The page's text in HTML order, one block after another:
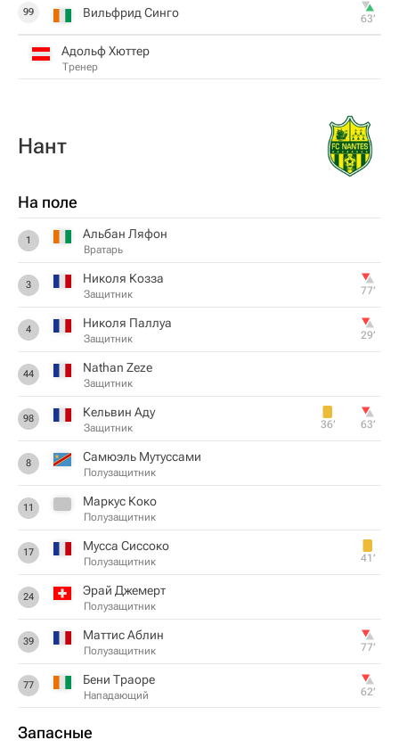
99 Вильфрид Синго 63‎’‎
Адольф Хюттер
Тренер
Нант
На поле
1 Альбан Ляфон
Вратарь
3 Николя Козза
Защитник 77‎’‎
4 Николя Паллуа
Защитник 29‎’‎
44 Nathan Zeze
Защитник
98 Кельвин Аду
Защитник 36‎’‎ 63‎’‎
8 Самюэль Мутуссами
Полузащитник
11 Маркус Коко
Полузащитник
17 Мусса Сиссоко
Полузащитник 41‎’‎
24 Эрай Джемерт
Полузащитник
39 Маттис Аблин
Полузащитник 77‎’‎
77 Бени Траоре
Нападающий 62‎’‎
Запасные